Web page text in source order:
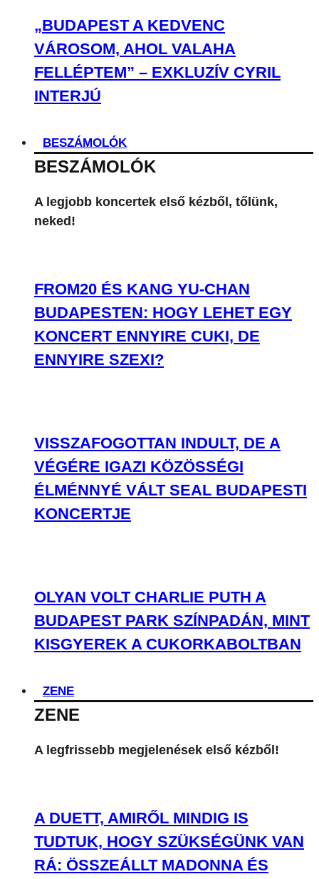
„BUDAPEST A KEDVENC
VÁROSOM, AHOL VALAHA
FELLÉPTEM” – EXKLUZÍV CYRIL
INTERJÚ
BESZÁMOLÓK
BESZÁMOLÓK
A legjobb koncertek első kézből, tőlünk,
neked!
FROM20 ÉS KANG YU-CHAN
BUDAPESTEN: HOGY LEHET EGY
KONCERT ENNYIRE CUKI, DE
ENNYIRE SZEXI?
VISSZAFOGOTTAN INDULT, DE A
VÉGÉRE IGAZI KÖZÖSSÉGI
ÉLMÉNNYÉ VÁLT SEAL BUDAPESTI
KONCERTJE
OLYAN VOLT CHARLIE PUTH A
BUDAPEST PARK SZÍNPADÁN, MINT
KISGYEREK A CUKORKABOLTBAN
ZENE
ZENE
A legfrissebb megjelenések első kézből!
A DUETT, AMIRŐL MINDIG IS
TUDTUK, HOGY SZÜKSÉGÜNK VAN
RÁ: ÖSSZEÁLLT MADONNA ÉS